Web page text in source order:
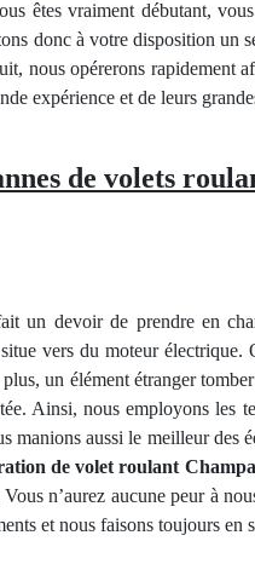
êtes vraiment débutant,
donc à votre disposition un
nous opérerons rapidement
expérience et de leurs
de volets
un devoir de prendre en
vers du moteur
un élément étranger
Ainsi, nous employons les
manions aussi le meilleur des
de volet roulant
n’aurez aucune peur à
et nous faisons toujours